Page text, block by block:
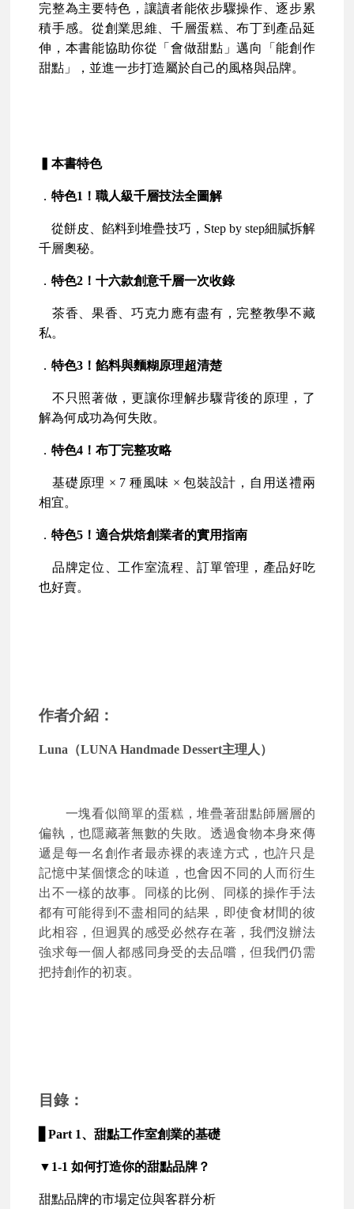
完整為主要特色，讓讀者能依步驟操作、逐步累
積手感。從創業思維、千層蛋糕、布丁到產品延
伸，本書能協助你從「會做甜點」邁向「能創作
甜點」，並進一步打造屬於自己的風格與品牌。
▍本書特色
．特色1！職人級千層技法全圖解
從餅皮、餡料到堆疊技巧，Step by step細膩拆解
千層奧秘。
．特色2！十六款創意千層一次收錄
茶香、果香、巧克力應有盡有，完整教學不藏
私。
．特色3！餡料與麵糊原理超清楚
不只照著做，更讓你理解步驟背後的原理，了
解為何成功為何失敗。
．特色4！布丁完整攻略
基礎原理 × 7 種風味 × 包裝設計，自用送禮兩
相宜。
．特色5！適合烘焙創業者的實用指南
品牌定位、工作室流程、訂單管理，產品好吃
也好賣。
作者介紹：
Luna （LUNA Handmade Dessert主理人）
一塊看似簡單的蛋糕，堆疊著甜點師層層的
偏執，也隱藏著無數的失敗。透過食物本身來傳
遞是每一名創作者最赤裸的表達方式，也許只是
記憶中某個懷念的味道，也會因不同的人而衍生
出不一樣的故事。同樣的比例、同樣的操作手法
都有可能得到不盡相同的結果，即使食材間的彼
此相容，但迥異的感受必然存在著，我們沒辦法
強求每一個人都感同身受的去品嚐，但我們仍需
把持創作的初衷。
目錄：
▋Part 1、甜點工作室創業的基礎
▼1-1 如何打造你的甜點品牌？
甜點品牌的市場定位與客群分析